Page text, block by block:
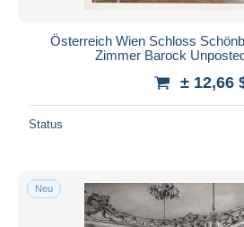
Österreich Wien Schloss
Zimmer Barock
± 12,66
Status
Neu